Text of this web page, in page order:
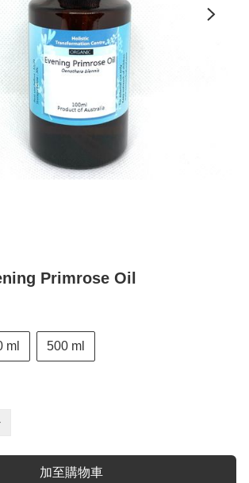
Primrose Oil
ml 500 ml
加至購物車